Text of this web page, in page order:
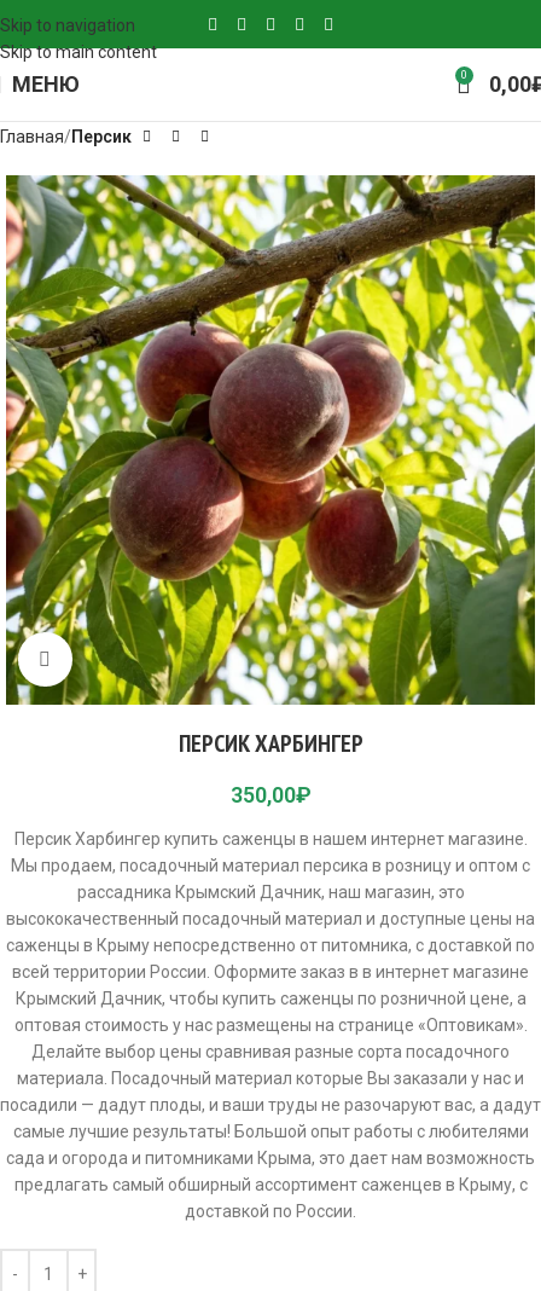
Skip to navigation
Skip to main content
МЕНЮ 0 0,00
Главная Персик
Click to enlarge
ПЕРСИК ХАРБИНГЕР
350,00₽
Персик Харбингер купить саженцы в нашем интернет магазине.
Мы продаем, посадочный материал персика в розницу и оптом с
рассадника Крымский Дачник, наш магазин, это
высококачественный посадочный материал и доступные цены на
саженцы в Крыму непосредственно от питомника, с доставкой по
всей территории России. Оформите заказ в в интернет магазине
Крымский Дачник, чтобы купить саженцы по розничной цене, а
оптовая стоимость у нас размещены на странице «Оптовикам».
Делайте выбор цены сравнивая разные сорта посадочного
материала. Посадочный материал которые Вы заказали у нас и
посадили — дадут плоды, и ваши труды не разочаруют вас, а дадут
самые лучшие результаты! Большой опыт работы с любителями
сада и огорода и питомниками Крыма, это дает нам возможность
предлагать самый обширный ассортимент саженцев в Крыму, с
доставкой по России.